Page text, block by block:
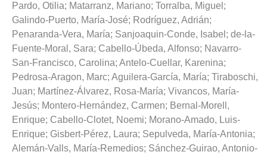
Pardo, Otilia; Matarranz, Mariano; Torralba, Miguel ;
Galindo-Puerto, María-José; Rodríguez, Adrián;
Penaranda-Vera, María; Sanjoaquin-Conde, Isabel ; de-la-
Fuente-Moral, Sara; Cabello-Úbeda, Alfonso; Navarro-
San-Francisco, Carolina; Antelo-Cuellar, Karenina;
Pedrosa-Aragon, Marc; Aguilera-García, María; Tiraboschi,
Juan; Martínez-Álvarez, Rosa-María; Vivancos, María-
Jesús; Montero-Hernández, Carmen; Bernal-Morell,
Enrique; Cabello-Clotet, Noemi; Morano-Amado, Luis-
Enrique; Gisbert-Pérez, Laura; Sepulveda, María-Antonia;
Alemán-Valls, María-Remedios; Sánchez-Guirao, Antonio-